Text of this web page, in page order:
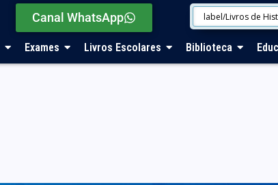
Canal WhatsApp
Exames Livros Escolares Biblioteca